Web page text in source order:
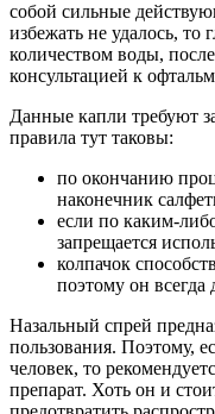
собой сильные
избежать не удалось,
количеством воды,
консультацией к
Данные капли требуют
правила тут таковы:
по окончанию
наконечник
если по каким-
запрещается
колпачок
поэтому он всегда
Назальный спрей
пользования. Поэтому,
человек, то
препарат. Хоть он и